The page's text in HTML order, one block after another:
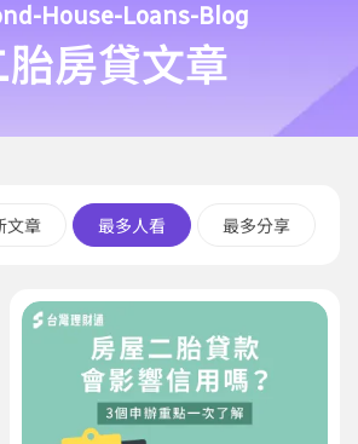
House-Loans-Blog
胎房貸文章
文章 最多人看 最多分享